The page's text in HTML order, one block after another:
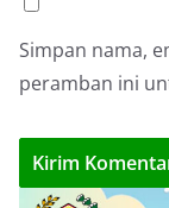
Simpan nama,
peramban ini